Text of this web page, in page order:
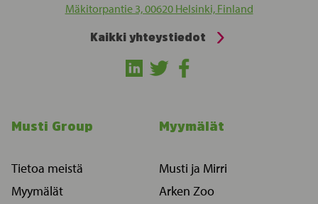
Mäkitorpantie 3, 00620 Helsinki, Finland
Kaikki yhteystiedot
Musti Group
Tietoa meistä
Myymälät
Myymälät
Musti ja Mirri
Arken Zoo